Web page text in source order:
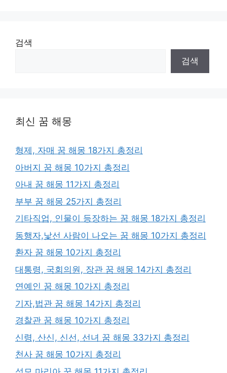
검색
검색
최신 꿈 해몽
형제, 자매 꿈 해몽 18가지 총정리
아버지 꿈 해몽 10가지 총정리
아내 꿈 해몽 11가지 총정리
부부 꿈 해몽 25가지 총정리
기타직업, 인물이 등장하는 꿈 해몽 18가지 총정리
동행자,낯선 사람이 나오는 꿈 해몽 10가지 총정리
환자 꿈 해몽 10가지 총정리
대통령, 국회의원, 장관 꿈 해몽 14가지 총정리
연예인 꿈 해몽 10가지 총정리
기자,법관 꿈 해몽 14가지 총정리
경찰관 꿈 해몽 10가지 총정리
신령, 산신, 신선, 선녀 꿈 해몽 33가지 총정리
천사 꿈 해몽 10가지 총정리